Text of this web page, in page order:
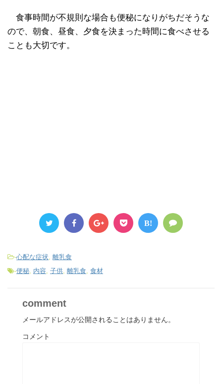
食事時間が不規則な場合も便秘になりがちだそうな
ので、朝食、昼食、夕食を決まった時間に食べさせる
ことも大切です。
B!
-心配な症状, 離乳食
-便秘, 内容, 子供, 離乳食, 食材
comment
メールアドレスが公開されることはありません。
コメント